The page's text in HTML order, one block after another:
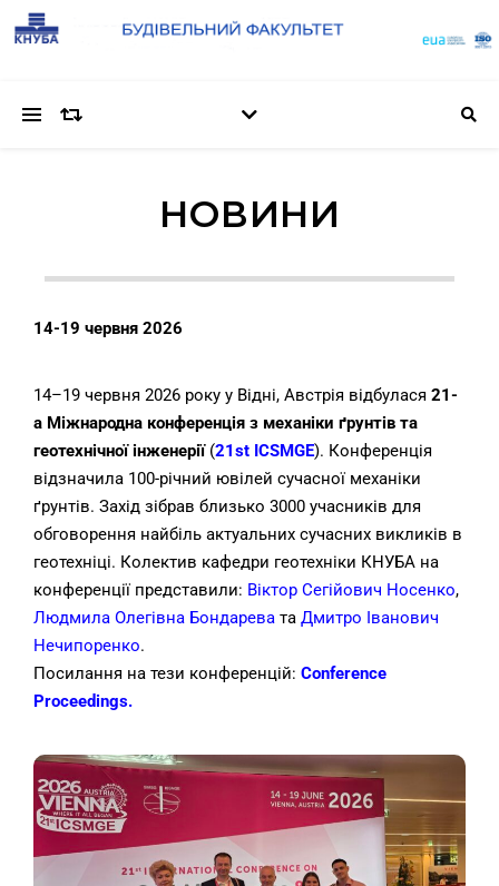
НОВИНИ
14-19 червня 2026
14–19 червня 2026 року у Відні, Австрія відбулася 21-
а Міжнародна конференція з механіки ґрунтів та
геотехнічної інженерії(21st ICSMGE). Конференція
відзначила 100-річний ювілей сучасної механіки
ґрунтів. Захід зібрав близько 3000 учасників для
обговорення найбіль актуальних сучасних викликів в
геотехніці. Колектив кафедри геотехніки КНУБА на
конференції представили: Віктор Сегійович Носенко,
Людмила Олегівна Бондарева та Дмитро Іванович
Нечипоренко.
Посилання на тези конференцій: Conference
Proceedings.